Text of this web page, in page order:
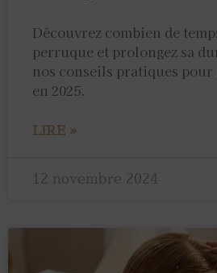
Découvrez combien de
perruque et prolongez sa
nos conseils pratiques
en 2025.
LIRE »
12 novembre 2024